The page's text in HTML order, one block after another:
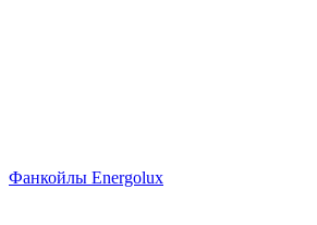
Фанкойлы Energolux